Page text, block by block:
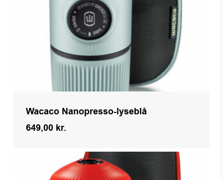
Wacaco Nanopresso-lyseblå
649,00 kr.